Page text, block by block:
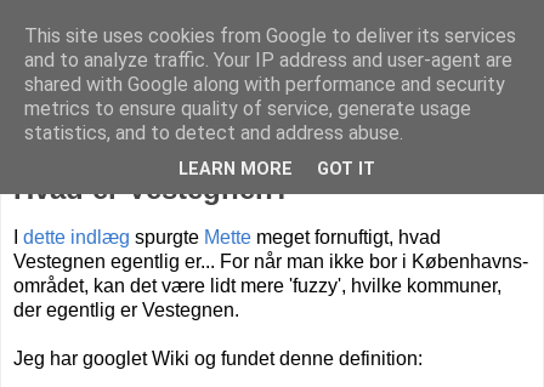
Livet på Vestegnen
Hvad er Vestegnen?
dette indlæg spurgte Mette meget fornuftigt, hvad
Vestegnen egentlig er... For når man ikke bor i Københavns-
området, kan det være lidt mere 'fuzzy', hvilke kommuner,
der egentlig er Vestegnen.
Jeg har googlet Wiki og fundet denne definition:
This site uses cookies from Google to deliver its services
and to analyze traffic. Your IP address and user-agent are
shared with Google along with performance and security
metrics to ensure quality of service, generate usage
statistics, and to detect and address abuse.
LEARN MORE GOT IT